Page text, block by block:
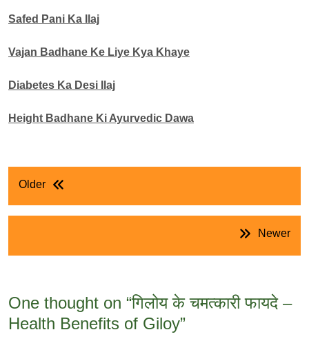
Safed Pani Ka Ilaj
Vajan Badhane Ke Liye Kya Khaye
Diabetes Ka Desi Ilaj
Height Badhane Ki Ayurvedic Dawa
पोस्ट
Older
Newer
One thought on “गिलोय के चमत्कारी फायदे –
Health Benefits of Giloy”